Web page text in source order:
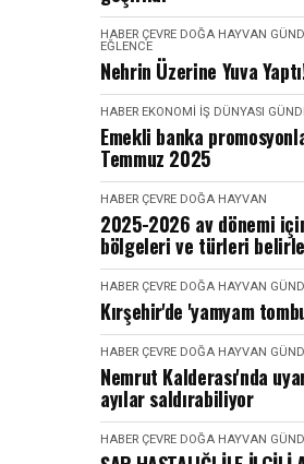
HABER ÇEVRE DOĞA HAYVAN
EĞLENCE
Nehrin Üzerine Yuva
HABER EKONOMI İŞ DÜNYASI
Emekli banka
Temmuz 2025
HABER ÇEVRE DOĞA HAYVAN
2025-2026 av dönemi
bölgeleri ve türleri
HABER ÇEVRE DOĞA HAYVAN
Kırşehir'de 'yamyam
HABER ÇEVRE DOĞA HAYVAN
Nemrut Kalderası'nda
ayılar saldırabiliyor
HABER ÇEVRE DOĞA HAYVAN